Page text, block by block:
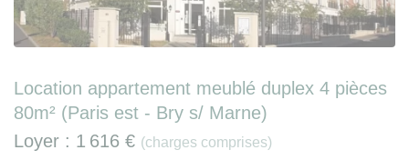
Location appartement meublé duplex 4 pièces
80m² (Paris est - Bry s/ Marne)
Loyer : 1 616 € (charges comprises)